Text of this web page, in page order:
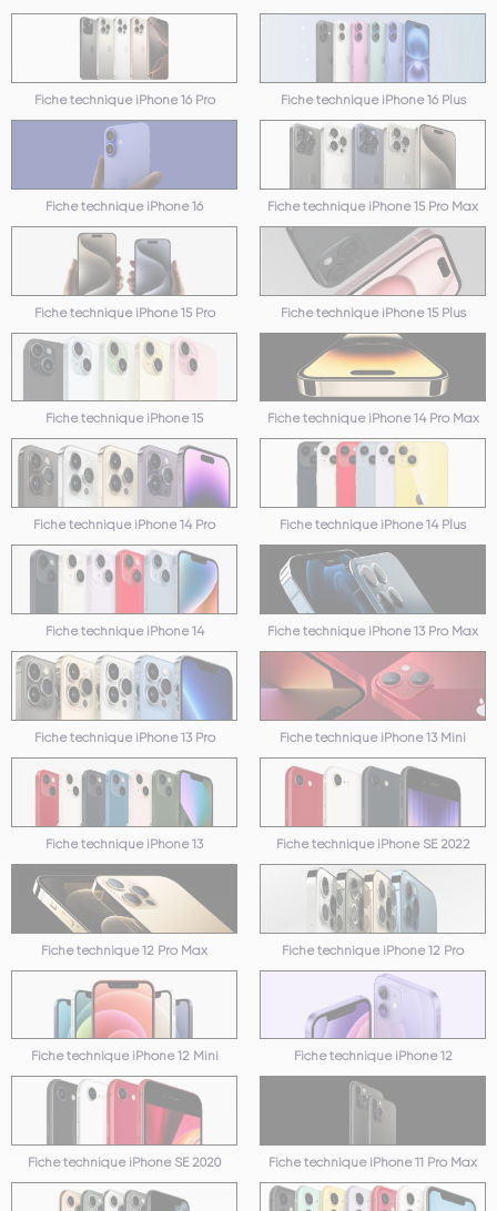
Fiche technique iPhone 16 Pro Fiche technique iPhone 16 Plus
Fiche technique iPhone 16 Fiche technique iPhone 15 Pro Max
Fiche technique iPhone 15 Pro Fiche technique iPhone 15 Plus
Fiche technique iPhone 15 Fiche technique iPhone 14 Pro Max
Fiche technique iPhone 14 Pro Fiche technique iPhone 14 Plus
Fiche technique iPhone 14 Fiche technique iPhone 13 Pro Max
Fiche technique iPhone 13 Pro Fiche technique iPhone 13 Mini
Fiche technique iPhone 13 Fiche technique iPhone SE 2022
Fiche technique 12 Pro Max Fiche technique iPhone 12 Pro
Fiche technique iPhone 12 Mini Fiche technique iPhone 12
Fiche technique iPhone SE 2020 Fiche technique iPhone 11 Pro Max